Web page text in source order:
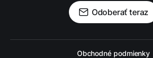
Odoberať teraz
Obchodné podmienky